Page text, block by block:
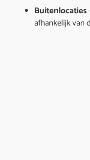
Buitenlocaties
afhankelijk van